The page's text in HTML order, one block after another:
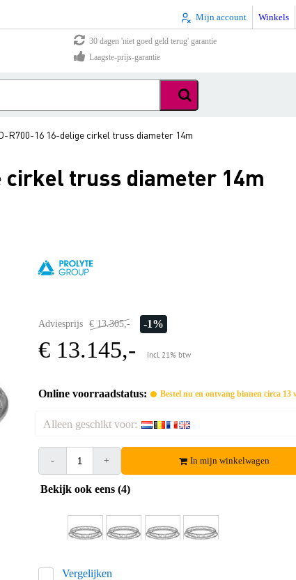
Mijn account Winkels
30 dagen 'niet goed geld terug' garantie
Laagste-prijs-garantie
R700-16 16-delige cirkel truss diameter 14m
cirkel truss diameter 14m
Adviesprijs € 13.305,- -1%
€ 13.145,- incl. 21% btw
Online voorraadstatus: Bestel nu en ontvang binnen circa 13
Alleen geschikt voor:
- + In mijn winkelwagen
Bekijk ook eens (4)
Vergelijken